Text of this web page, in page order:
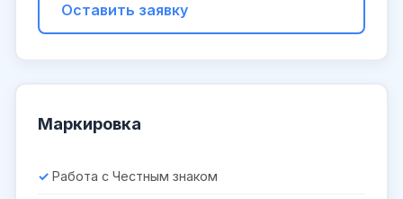
Оставить заявку
Маркировка
Работа с Честным знаком